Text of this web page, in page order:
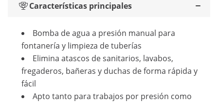
Características principales
Bomba de agua a presión manual para
fontanería y limpieza de tuberías
Elimina atascos de sanitarios, lavabos,
fregaderos, bañeras y duchas de forma rápida y
fácil
Apto tanto para trabajos por presión como